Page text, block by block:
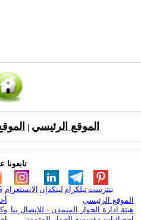
الموقع الرئيسي
تابعونا
الانستغرام لينكدإن تيلكرامبنترست
الموقع الرئيسي
هيئة ادارة الحوار المتمدن - للإتصال بنا